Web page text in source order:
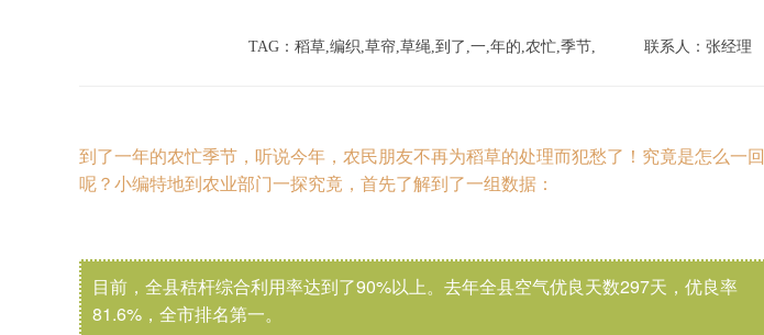
TAG：稻草,编织,草帘,草绳,到了,一,年的,农忙,季节, 联系人：张经理
到了一年的农忙季节，听说今年，农民朋友不再为稻草的处理而犯愁了！究竟是怎么一
呢？小编特地到农业部门一探究竟，首先了解到了一组数据：
目前，全县秸杆综合利用率达到了90%以上。去年全县空气优良天数297天，优良率
81.6%，全市排名第一。